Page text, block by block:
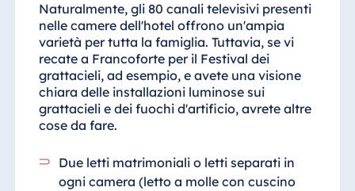
Naturalmente, gli 80 canali televisivi presenti
nelle camere dell'hotel offrono un'ampia
varietà per tutta la famiglia. Tuttavia, se vi
recate a Francoforte per il Festival dei
grattacieli, ad esempio, e avete una visione
chiara delle installazioni luminose sui
grattacieli e dei fuochi d'artificio, avrete altre
cose da fare.
Due letti matrimoniali o letti separati in
ogni camera (letto a molle con cuscino